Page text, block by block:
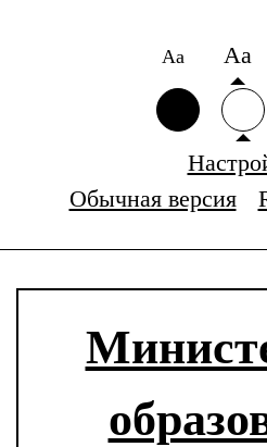
Аа Аа
Обычная версия